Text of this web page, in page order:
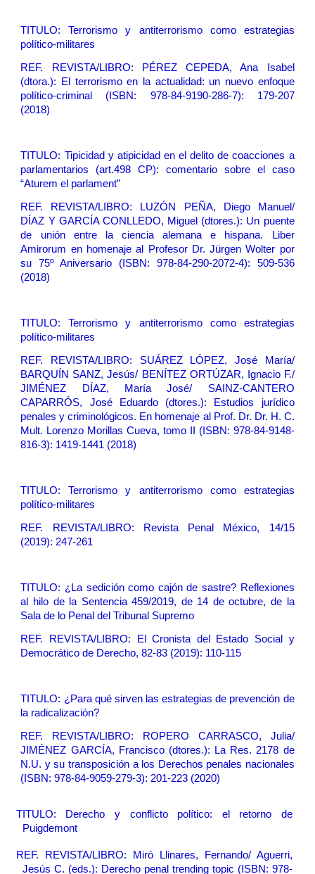
TITULO:Terrorismo y antiterrorismo como estrategias
político-militares
REF. REVISTA/LIBRO: PÉREZ CEPEDA, Ana Isabel
(dtora.): El terrorismo en la actualidad: un nuevo enfoque
político-criminal (ISBN: 978-84-9190-286-7): 179-207
(2018)
TITULO: Tipicidad y atipicidad en el delito de coacciones a
parlamentarios (art.498 CP): comentario sobre el caso
“Aturem el parlament”
REF. REVISTA/LIBRO: LUZÓN PEÑA, Diego Manuel/
DÍAZ Y GARCÍA CONLLEDO, Miguel (dtores.): Un puente
de unión entre la ciencia alemana e hispana. Liber
Amirorum en homenaje al Profesor Dr. Jürgen Wolter por
su 75º Aniversario (ISBN: 978-84-290-2072-4): 509-536
(2018)
TITULO:Terrorismo y antiterrorismo como estrategias
político-militares
REF. REVISTA/LIBRO: SUÁREZ LÓPEZ, José María/
BARQUÍN SANZ, Jesús/ BENÍTEZ ORTÚZAR, Ignacio F./
JIMÉNEZ DÍAZ, María José/ SAINZ-CANTERO
CAPARRÓS, José Eduardo (dtores.): Estudios jurídico
penales y criminológicos. En homenaje al Prof. Dr. Dr. H. C.
Mult. Lorenzo Morillas Cueva, tomo II (ISBN: 978-84-9148-
816-3): 1419-1441 (2018)
TITULO:Terrorismo y antiterrorismo como estrategias
político-militares
REF. REVISTA/LIBRO: Revista Penal México, 14/15
(2019): 247-261
TITULO: ¿La sedición como cajón de sastre? Reflexiones
al hilo de la Sentencia 459/2019, de 14 de octubre, de la
Sala de lo Penal del Tribunal Supremo
REF. REVISTA/LIBRO: El Cronista del Estado Social y
Democrático de Derecho, 82-83 (2019): 110-115
TITULO: ¿Para qué sirven las estrategias de prevención de
la radicalización?
REF. REVISTA/LIBRO: ROPERO CARRASCO, Julia/
JIMÉNEZ GARCÍA, Francisco (dtores.): La Res. 2178 de
N.U. y su transposición a los Derechos penales nacionales
(ISBN: 978-84-9059-279-3): 201-223 (2020)
TITULO:
Derecho y conflicto político: el retorno de
Puigdemont
REF. REVISTA/LIBRO: Miró Llinares, Fernando/ Aguerri,
Jesús C. (eds.): Derecho penal trending topic (ISBN: 978-